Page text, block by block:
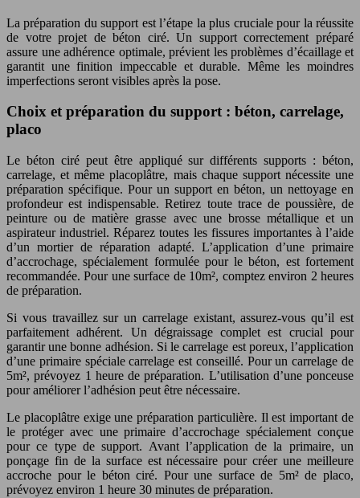
La préparation du support est l’étape la plus cruciale pour la réussite
de votre projet de béton ciré. Un support correctement préparé
assure une adhérence optimale, prévient les problèmes d’écaillage et
garantit une finition impeccable et durable. Même les moindres
imperfections seront visibles après la pose.
Choix et préparation du support : béton, carrelage,
placo
Le béton ciré peut être appliqué sur différents supports : béton,
carrelage, et même placoplâtre, mais chaque support nécessite une
préparation spécifique. Pour un support en béton, un nettoyage en
profondeur est indispensable. Retirez toute trace de poussière, de
peinture ou de matière grasse avec une brosse métallique et un
aspirateur industriel. Réparez toutes les fissures importantes à l’aide
d’un mortier de réparation adapté. L’application d’une primaire
d’accrochage, spécialement formulée pour le béton, est fortement
recommandée. Pour une surface de 10m², comptez environ 2 heures
de préparation.
Si vous travaillez sur un carrelage existant, assurez-vous qu’il est
parfaitement adhérent. Un dégraissage complet est crucial pour
garantir une bonne adhésion. Si le carrelage est poreux, l’application
d’une primaire spéciale carrelage est conseillé. Pour un carrelage de
5m², prévoyez 1 heure de préparation. L’utilisation d’une ponceuse
pour améliorer l’adhésion peut être nécessaire.
Le placoplâtre exige une préparation particulière. Il est important de
le protéger avec une primaire d’accrochage spécialement conçue
pour ce type de support. Avant l’application de la primaire, un
ponçage fin de la surface est nécessaire pour créer une meilleure
accroche pour le béton ciré. Pour une surface de 5m² de placo,
prévoyez environ 1 heure 30 minutes de préparation.